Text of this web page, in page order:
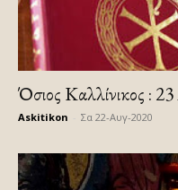
Όσιος Καλλίνικος :
Askitikon Σα 22-Αυγ-2020